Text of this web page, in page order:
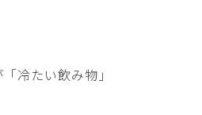
冷たい飲み物」